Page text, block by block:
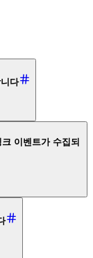
다
이벤트가 수집되